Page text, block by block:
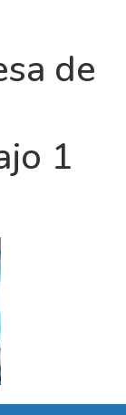
de
1